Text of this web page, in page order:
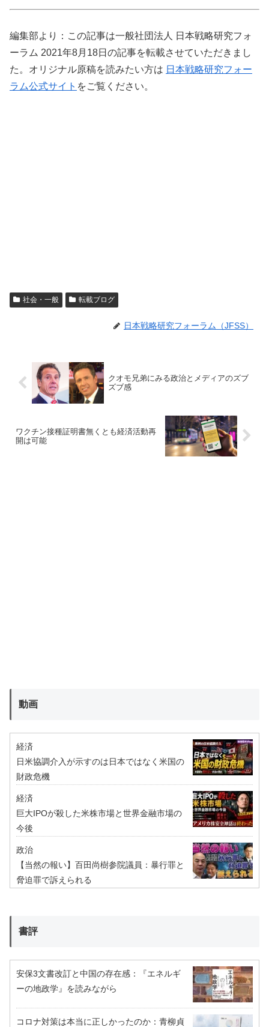
編集部より：この記事は一般社団法人 日本戦略研究フォ
ーラム 2021年8月18日の記事を転載させていただきまし
た。オリジナル原稿を読みたい方は 日本戦略研究フォー
ラム公式サイト をご覧ください。
社会・一般 転載ブログ
日本戦略研究フォーラム（JFSS）
クオモ兄弟にみる政治とメディアのズブ
ズブ感
ワクチン接種証明書無くとも経済活動再
開は可能
動画
経済
日米協調介入が示すのは日本ではなく米国の
財政危機
経済
巨大IPOが殺した米株市場と世界金融市場の
今後
政治
【当然の報い】百田尚樹参院議員：暴行罪と
脅迫罪で訴えられる
書評
安保3文書改訂と中国の存在感：『エネルギ
ーの地政学』を読みながら
コロナ対策は本当に正しかったのか：青柳貞